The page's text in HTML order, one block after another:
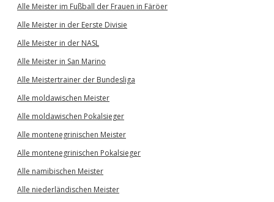
Alle Meister im Fußball der Frauen in Färöer
Alle Meister in der Eerste Divisie
Alle Meister in der NASL
Alle Meister in San Marino
Alle Meistertrainer der Bundesliga
Alle moldawischen Meister
Alle moldawischen Pokalsieger
Alle montenegrinischen Meister
Alle montenegrinischen Pokalsieger
Alle namibischen Meister
Alle niederländischen Meister